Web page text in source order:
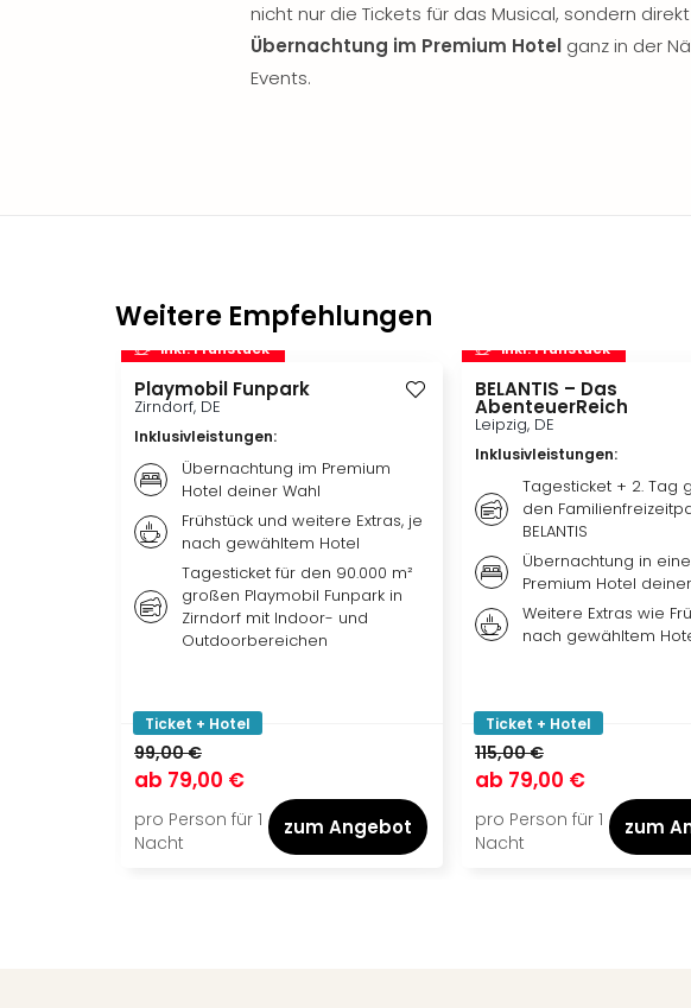
nicht nur die Tickets für das Musical, sondern
Übernachtung im Premium Hotel ganz in der
Events.
Weitere Empfehlungen
inkl. Frühstück
Playmobil Funpark
Zirndorf, DE
Inklusivleistungen:
Übernachtung im Premium
Hotel deiner Wahl
Frühstück und weitere Extras, je
nach gewähltem Hotel
Tagesticket für den 90.000 m²
großen Playmobil Funpark in
Zirndorf mit Indoor- und
Outdoorbereichen
Ticket + Hotel
99,00 €
ab 79,00 €
pro Person für 1
Nacht
zum Angebot
inkl. Frühstück
BELANTIS – Das
AbenteuerReich
Leipzig, DE
Inklusivleistungen:
Tagesticket + 2. Tag
den
BELANTIS
Übernachtung in
Premium Hotel
Weitere Extras wie
nach gewähltem
Ticket + Hotel
115,00 €
ab 79,00 €
pro Person für 1
Nacht
zum